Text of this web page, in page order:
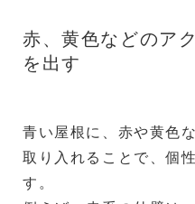
赤、黄色などのア
を出す
青い屋根に、赤や黄色
取り入れることで、個
す。